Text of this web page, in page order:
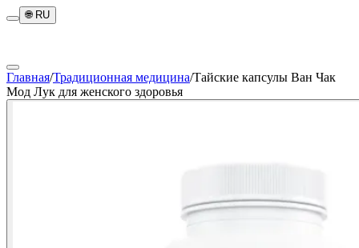
🌐RU
Главная/Традиционная медицина/Тайские капсулы Ван Чак
Мод Лук для женского здоровья